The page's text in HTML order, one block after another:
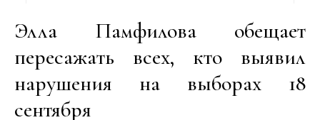
Элла Памфилова обещает
пересажать всех, кто выявил
нарушения на выборах 18
сентября